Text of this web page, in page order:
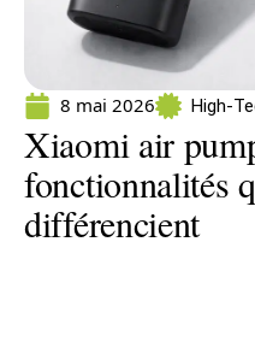
8 mai 2026 High-
Xiaomi air
fonctionnalités
différencient